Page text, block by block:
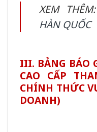
XEM THÊM:
HÀN QUỐC
III. BẢNG BÁO
CAO CẤP
CHÍNH THỨC
DOANH)